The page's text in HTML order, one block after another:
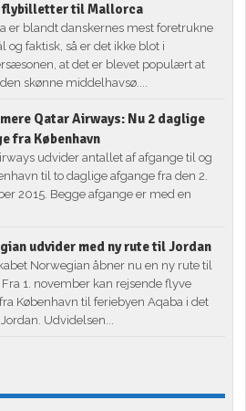
flybilletter til Mallorca
er blandt danskernes mest foretrukne
og faktisk, så er det ikke blot i
at det er blevet populært at
skønne middelhavsø....
Qatar Airways: Nu 2 daglige
fra København
udvider antallet af afgange til og
til to daglige afgange fra den 2.
2015. Begge afgange er med en
udvider med ny rute til Jordan
Norwegian åbner nu en ny rute til
1. november kan rejsende flyve
København til feriebyen Aqaba i det
Udvidelsen...